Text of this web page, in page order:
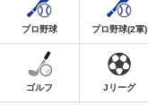
プロ野球 プロ野球(2軍)
ゴルフ Jリーグ